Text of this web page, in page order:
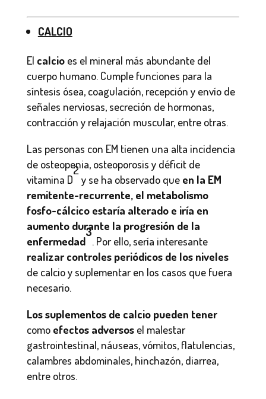
CALCIO
El calcioes el mineral más abundante del
cuerpo humano. Cumple funciones para la
síntesis ósea, coagulación, recepción y envío de
señales nerviosas, secreción de hormonas,
contracción y relajación muscular, entre otras.
Las personas con EM tienen una alta incidencia
de osteopenia, osteoporosis y déficit de
vitamina D
2
y se ha observado que en la EM
remitente-recurrente, el metabolismo
fosfo-cálcico estaría alterado e iría en
aumento durante la progresión de la
enfermedad
3
. Por ello, sería interesante
realizar controles periódicos de los niveles
de calcio y suplementar en los casos que fuera
necesario.
Los suplementos de calcio pueden tener
como efectos adversosel malestar
gastrointestinal, náuseas, vómitos, flatulencias,
calambres abdominales, hinchazón, diarrea,
entre otros.